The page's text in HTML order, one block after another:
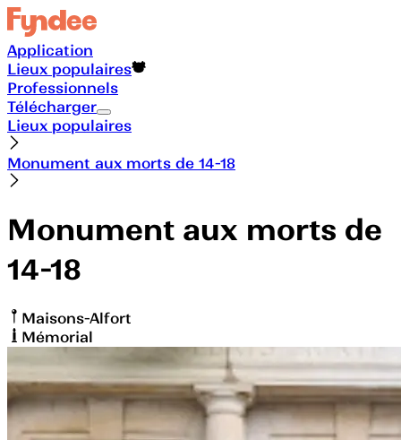
Application
Lieux populaires
Professionnels
Télécharger
Lieux populaires
Monument aux morts de 14-18
Monument aux morts de
14-18
Maisons-Alfort
Mémorial